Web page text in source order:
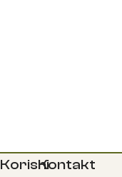
KorisniKontakt